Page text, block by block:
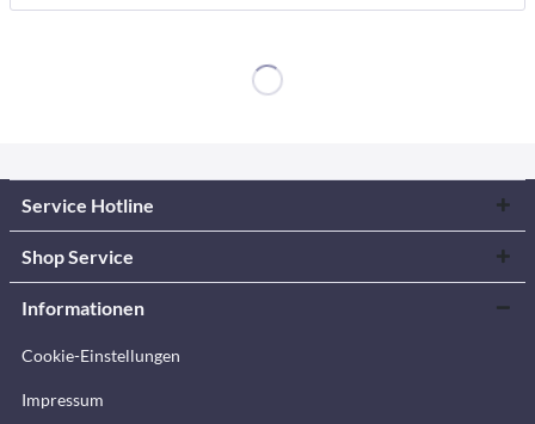
Service Hotline
Shop Service
Informationen
Cookie-Einstellungen
Impressum